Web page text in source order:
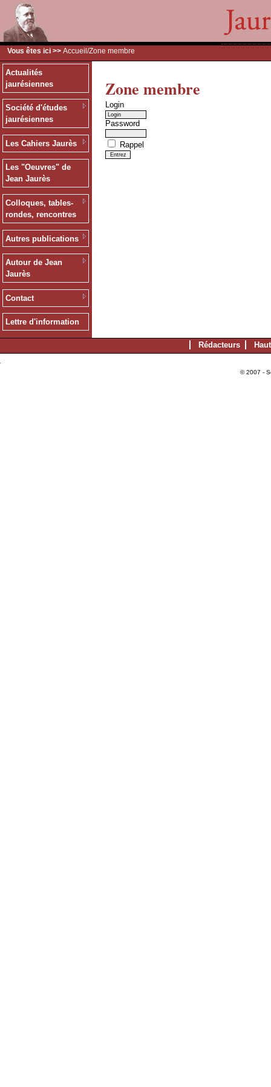
Vous êtes ici >> Accueil /Zone membre
Actualités
jaurésiennes
Société d'études
jaurésiennes
Les Cahiers Jaurès
Les "Oeuvres" de
Jean Jaurès
Colloques, tables-
rondes, rencontres
Autres publications
Autour de Jean
Jaurès
Contact
Lettre d'information
Zone membre
Login
Password
Rappel
Rédacteurs
© 2007 -